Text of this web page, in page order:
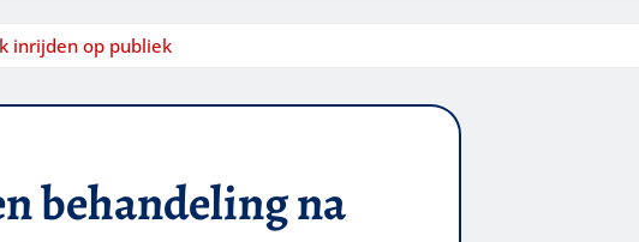
inrijden op publiek
behandeling na